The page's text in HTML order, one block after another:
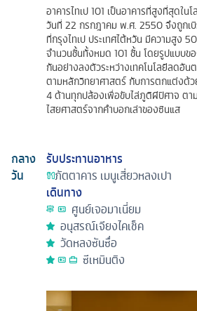
อาคารไทเป 101 เป็นอาคารที่สูงที่สุดใ
วันที่ 22 กรกฎาคม พ.ศ. 2550 จึงถูกเ
ที่กรุงไทเป ประเทศไต้หวัน มีความสูง
จำนวนชั้นทั้งหมด 101 ชั้น โดยรูปแบบข
กันอย่างลงตัวระหว่างเทคโนโลยีลดอั
ตามหลักวิทยาศาสตร์ กับการตกแต่งด้
4 ด้านทุกปล้องเพื่อขับไล่ภูติผีปิศาจ ตา
ไสยศาสตร์จากคำบอกเล่าของซินแส
กลาง
วัน
รับประทานอาหาร
ภัตตาคาร เมนูเสี่ยวหลงเปา
เดินทาง
ศูนย์เจอมาเนี่ยม
อนุสรณ์เจียงไคเช็ค
วัดหลงซันซื่อ
ซีเหมินติง